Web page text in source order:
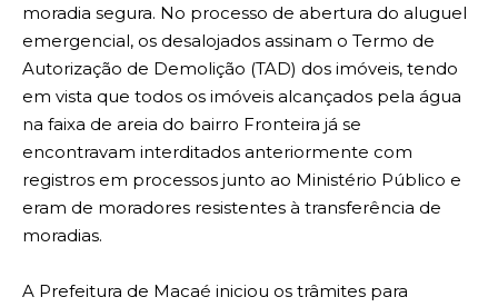
moradia segura. No processo de abertura do aluguel
emergencial, os desalojados assinam o Termo de
Autorização de Demolição (TAD) dos imóveis, tendo
em vista que todos os imóveis alcançados pela água
na faixa de areia do bairro Fronteira já se
encontravam interditados anteriormente com
registros em processos junto ao Ministério Público e
eram de moradores resistentes à transferência de
moradias.
A Prefeitura de Macaé iniciou os trâmites para